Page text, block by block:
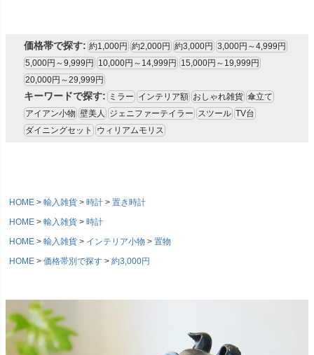
価格帯で探す: 約1,000円 約2,000円 約3,000円 3,000円～4,999円
5,000円～9,999円
10,000円～14,999円
15,000円～19,999円
20,000円～29,999円
キーワードで探す: ミラー インテリア額 おしゃれ雑貨 傘立て
アイアン小物 壁美人 ジェニファーテイラー スツール TV台
ダイニングセット
ウィリアムモリス
HOME 輸入雑貨 時計
置き時計
HOME
輸入雑貨
時計
HOME
輸入雑貨 インテリア小物
置物
HOME
価格帯別で探す 約3,000円